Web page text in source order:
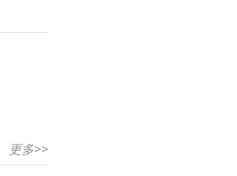
更多>>